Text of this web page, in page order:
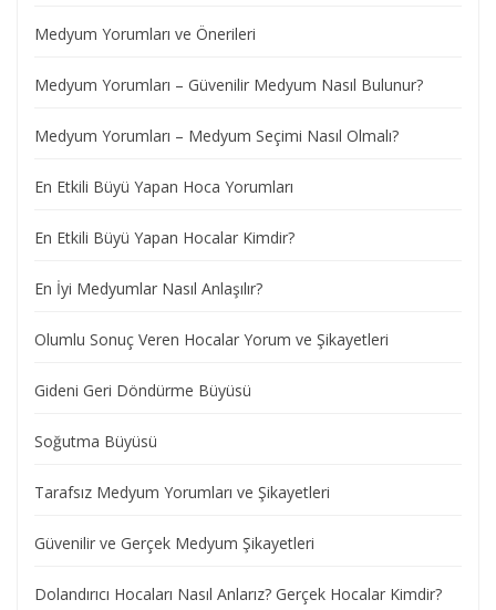
Medyum Yorumları ve Önerileri
Medyum Yorumları – Güvenilir Medyum Nasıl Bulunur?
Medyum Yorumları – Medyum Seçimi Nasıl Olmalı?
En Etkili Büyü Yapan Hoca Yorumları
En Etkili Büyü Yapan Hocalar Kimdir?
En İyi Medyumlar Nasıl Anlaşılır?
Olumlu Sonuç Veren Hocalar Yorum ve Şikayetleri
Gideni Geri Döndürme Büyüsü
Soğutma Büyüsü
Tarafsız Medyum Yorumları ve Şikayetleri
Güvenilir ve Gerçek Medyum Şikayetleri
Dolandırıcı Hocaları Nasıl Anlarız? Gerçek Hocalar Kimdir?